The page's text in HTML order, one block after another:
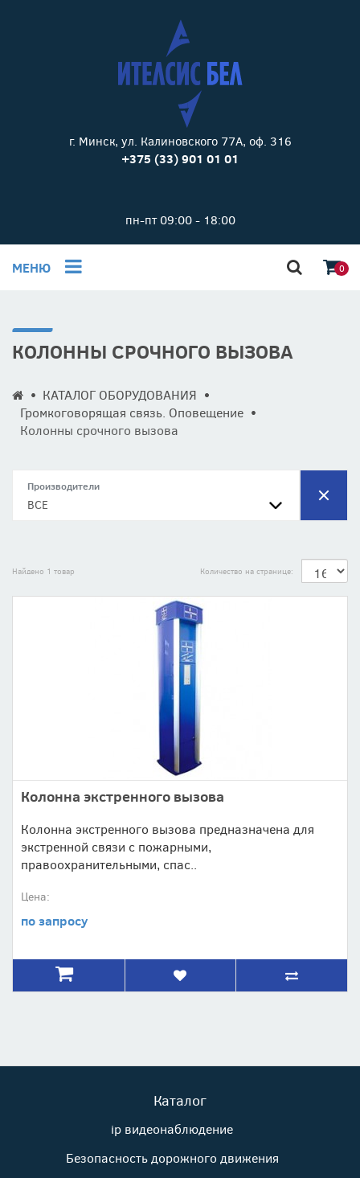
г. Минск, ул. Калиновского 77А, оф. 316
+375 (33) 901 01 01
пн-пт 09:00 - 18:00
МЕНЮ 0
КОЛОННЫ СРОЧНОГО ВЫЗОВА
КАТАЛОГ ОБОРУДОВАНИЯ
Громкоговорящая связь. Оповещение
Колонны срочного вызова
Производители
ВСЕ
Найдено 1 товар Количество на странице:
Колонна экстренного вызова
Колонна экстренного вызова предназначена для
экстренной связи с пожарными,
правоохранительными, спас..
Цена:
по запросу
Каталог
ip видеонаблюдение
Безопасность дорожного движения